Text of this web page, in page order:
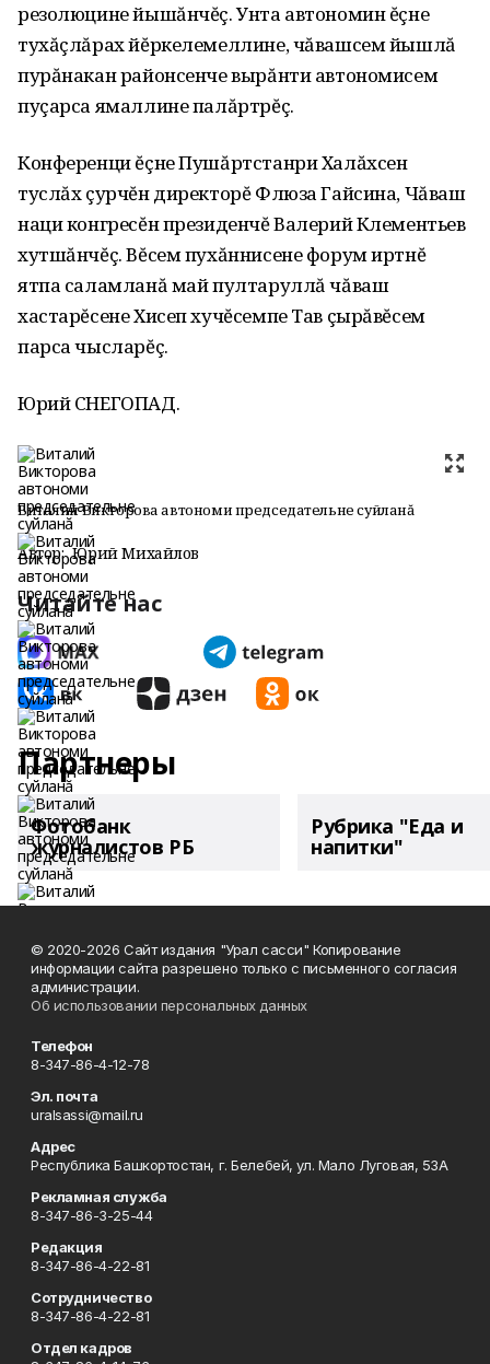
резолюцине йышăнчĕç. Унта автономин ĕçне
тухăçлăрах йĕркелемеллине, чăвашсем йышлă
пурăнакан районсенче вырăнти автономисем
пуçарса ямаллине палăртрĕç.
Конференци ĕçне Пушăртстанри Халăхсен
туслăх çурчĕн директорĕ Флюза Гайсина, Чăваш
наци конгресĕн президенчĕ Валерий Клементьев
хутшăнчĕç. Вĕсем пухăннисене форум иртнĕ
ятпа саламланă май пултаруллă чăваш
хастарĕсене Хисеп хучĕсемпе Тав çырăвĕсем
парса чысларĕç.
Юрий СНЕГОПАД.
Виталий Викторова автономи председательне суйланă
Автор: Юрий Михайлов
Читайте нас
Партнеры
Фотобанк
журналистов РБ
Рубрика "Еда и
напитки"
© 2020-2026 Сайт издания "Урал сасси" Копирование
информации сайта разрешено только с письменного согласия
администрации.
Об использовании персональных данных
Телефон
8-347-86-4-12-78
Эл. почта
uralsassi@mail.ru
Адрес
Республика Башкортостан, г. Белебей, ул. Мало Луговая, 53А
Рекламная служба
8-347-86-3-25-44
Редакция
8-347-86-4-22-81
Сотрудничество
8-347-86-4-22-81
Отдел кадров